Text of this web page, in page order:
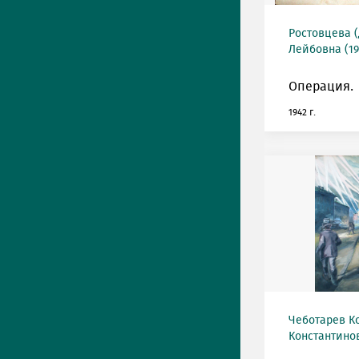
Ростовцева
Лейбовна
Операция.
1942 г.
Чеботарев